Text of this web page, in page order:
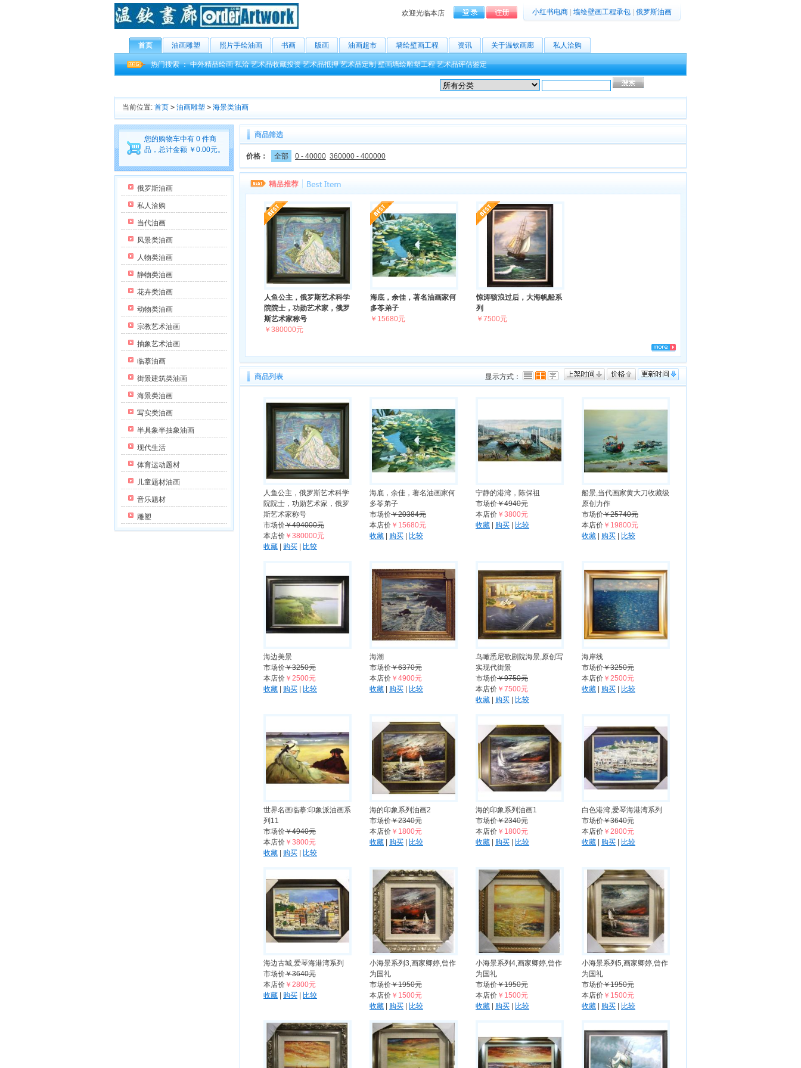
欢迎光临本店 小红书电商 墙绘壁画工程承包 俄罗斯油画
首页 油画雕塑 照片手绘油画 书画 版画 油画超市 墙绘壁画工程 资讯 关于温钦画廊 私人洽购
热门搜索 ：中外精品绘画 私洽 艺术品收藏投资 艺术品抵押 艺术品定制 壁画墙绘雕塑工程 艺术品评估鉴定
当前位置: 首页 > 油画雕塑 > 海景类油画
您的购物车中有 0 件商
品，总计金额 ￥0.00元。
俄罗斯油画
私人洽购
当代油画
风景类油画
人物类油画
静物类油画
花卉类油画
动物类油画
宗教艺术油画
抽象艺术油画
临摹油画
街景建筑类油画
海景类油画
写实类油画
半具象半抽象油画
现代生活
体育运动题材
儿童题材油画
音乐题材
雕塑
商品筛选
价格： 全部 0 - 40000 360000 - 400000
人鱼公主，俄罗斯艺术科学
院院士，功勋艺术家，俄罗
斯艺术家称号
￥380000元
海底，余佳，著名油画家何
多苓弟子
￥15680元
惊涛骇浪过后，大海帆船系
列
￥7500元
商品列表 显示方式：
人鱼公主，俄罗斯艺术科学
院院士，功勋艺术家，俄罗
斯艺术家称号
市场价￥494000元
本店价 ￥380000元
收藏
购买 比较
海底，余佳，著名油画家何
多苓弟子
市场价￥20384元
本店价 ￥15680元
收藏
购买 比较
宁静的港湾，陈保祖
市场价￥4940元
本店价 ￥3800元
收藏
购买 比较
船景,当代画家黄大刀收藏级
原创力作
市场价￥25740元
本店价 ￥19800元
收藏
购买 比较
海边美景
市场价￥3250元
本店价 ￥2500元
收藏
购买 比较
海潮
市场价￥6370元
本店价 ￥4900元
收藏
购买 比较
鸟瞰悉尼歌剧院海景,原创写
实现代街景
市场价￥9750元
本店价 ￥7500元
收藏
购买 比较
海岸线
市场价￥3250元
本店价 ￥2500元
收藏
购买 比较
世界名画临摹:印象派油画系
列11
市场价￥4940元
本店价 ￥3800元
收藏
购买 比较
海的印象系列油画2
市场价￥2340元
本店价 ￥1800元
收藏
购买 比较
海的印象系列油画1
市场价￥2340元
本店价 ￥1800元
收藏
购买 比较
白色港湾,爱琴海港湾系列
市场价￥3640元
本店价 ￥2800元
收藏
购买 比较
海边古城,爱琴海港湾系列
市场价￥3640元
本店价 ￥2800元
收藏
购买 比较
小海景系列3,画家卿婷,曾作
为国礼
市场价￥1950元
本店价 ￥1500元
收藏
购买 比较
小海景系列4,画家卿婷,曾作
为国礼
市场价￥1950元
本店价 ￥1500元
收藏
购买 比较
小海景系列5,画家卿婷,曾作
为国礼
市场价￥1950元
本店价 ￥1500元
收藏
购买 比较